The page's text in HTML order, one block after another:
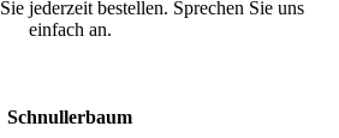
jederzeit bestellen. Sprechen Sie uns
einfach an.
Schnullerbaum